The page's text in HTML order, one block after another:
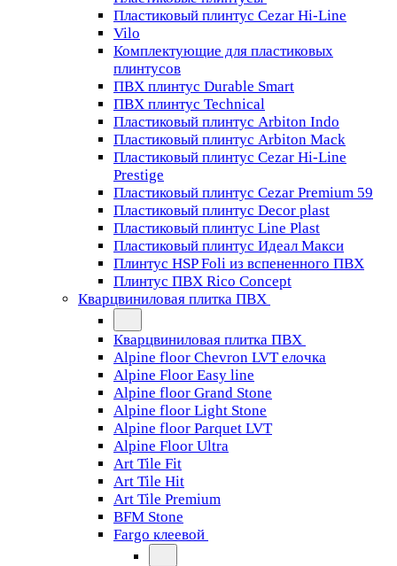
Пластиковый плинтус Cezar Hi-Line
Vilo
Комплектующие для пластиковых
плинтусов
ПВХ плинтус Durable Smart
ПВХ плинтус Technical
Пластиковый плинтус Arbiton Indo
Пластиковый плинтус Arbiton Mack
Пластиковый плинтус Cezar Hi-Line
Prestige
Пластиковый плинтус Cezar Premium 59
Пластиковый плинтус Decor plast
Пластиковый плинтус Line Plast
Пластиковый плинтус Идеал Макси
Плинтус HSP Foli из вспененного ПВХ
Плинтус ПВХ Rico Concept
Кварцвиниловая плитка ПВХ
Кварцвиниловая плитка ПВХ
Alpine floor Chevron LVT елочка
Alpine Floor Easy line
Alpine floor Grand Stone
Alpine floor Light Stone
Alpine floor Parquet LVT
Alpine Floor Ultra
Art Tile Fit
Art Tile Hit
Art Tile Premium
BFM Stone
Fargo клеевой